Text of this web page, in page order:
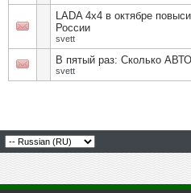
LADA 4х4 в октябре
России
svett
В пятый раз: Сколько
svett